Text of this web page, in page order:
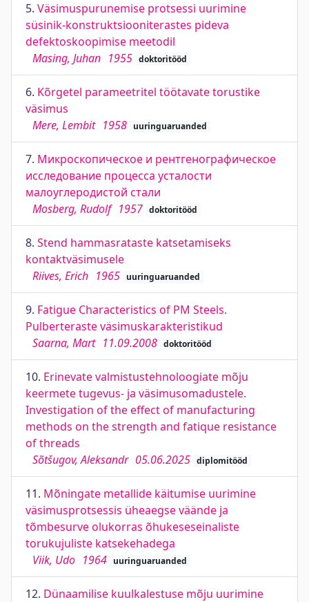
5. Väsimuspurunemise protsessi uurimine
süsinik-konstruktsiooniterastes pideva
defektoskoopimise meetodil
Masing, Juhan 1955 doktoritööd
6. Kõrgetel parameetritel töötavate torustike
väsimus
Mere, Lembit 1958 uuringuaruanded
7. Микроскопическое и рентгенографическое
исследование процесса усталости
малоуглеродистой стали
Mosberg, Rudolf 1957 doktoritööd
8. Stend hammasrataste katsetamiseks
kontaktväsimusele
Riives, Erich 1965 uuringuaruanded
9. Fatigue Characteristics of PM Steels.
Pulberteraste väsimuskarakteristikud
Saarna, Mart 11.09.2008 doktoritööd
10. Erinevate valmistustehnoloogiate mõju
keermete tugevus- ja väsimusomadustele.
Investigation of the effect of manufacturing
methods on the strength and fatique resistance
of threads
Sõtšugov, Aleksandr 05.06.2025 diplomitööd
11. Mõningate metallide käitumise uurimine
väsimusprotsessis üheaegse väände ja
tõmbesurve olukorras õhukeseseinaliste
torukujuliste katsekehadega
Viik, Udo 1964 uuringuaruanded
12. Dünaamilise kuulkalestuse mõju uurimine